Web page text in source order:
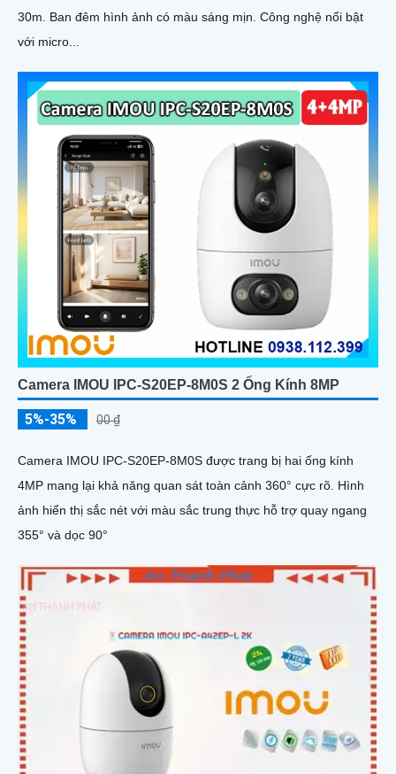
30m. Ban đêm hình ảnh có màu sáng mịn. Công nghệ nổi bật
với micro...
Camera IMOU IPC-S20EP-8M0S 2 Ống Kính 8MP
5%-35% 00 ₫
Camera IMOU IPC-S20EP-8M0S được trang bị hai ống kính
4MP mang lại khả năng quan sát toàn cảnh 360° cực rõ. Hình
ảnh hiển thị sắc nét với màu sắc trung thực hỗ trợ quay ngang
355° và dọc 90°